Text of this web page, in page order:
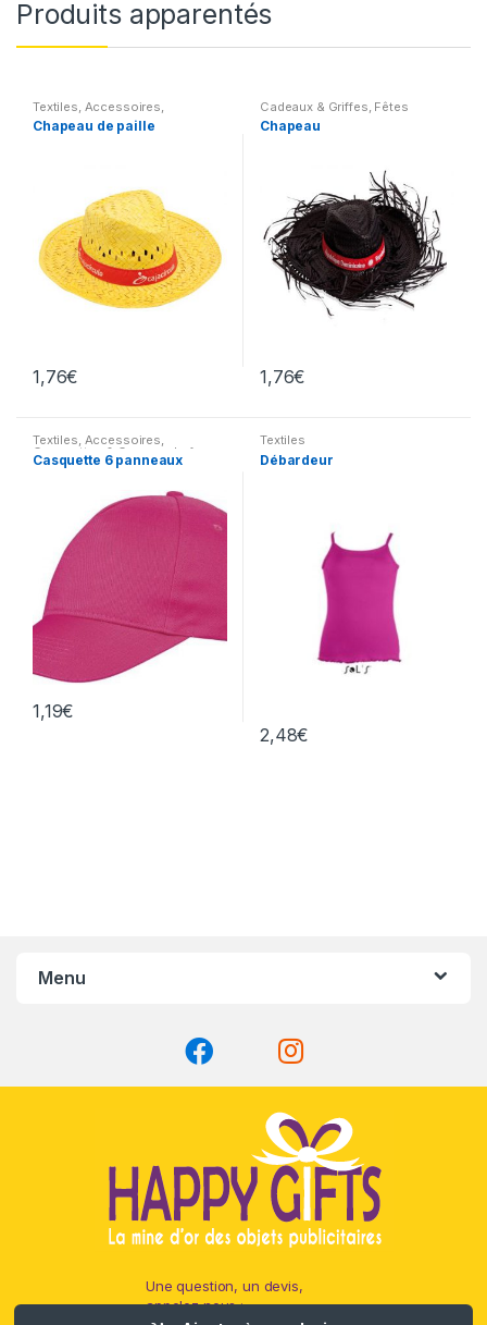
Produits apparentés
Textiles Accessoires
Casquettes & Couvre-chefs
divers
Chapeau de paille
1,76€
Cadeaux & Griffes Fêtes
diverses Textiles
Accessoires
Chapeau
1,76€
Textiles, Accessoires,
Casquettes & Couvre-chefs
divers
Casquette 6 panneaux
1,19€
Textiles
Débardeur
2,48€
Menu
Une question, un devis,
appelez nous :